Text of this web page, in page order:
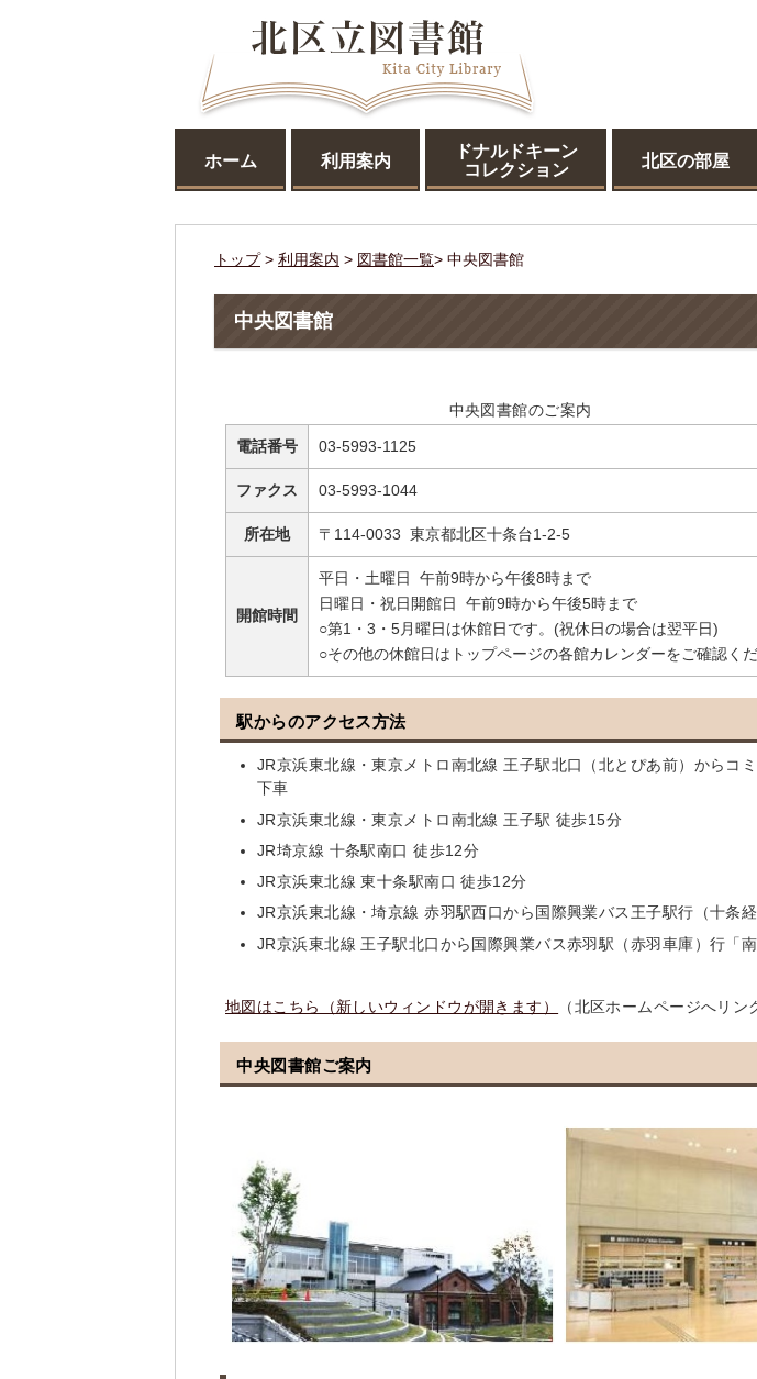
ホーム 利用案内
ドナルドキーン
コレクション
北区の部屋
トップ> 利用案内 > 図書館一覧> 中央図書館
中央図書館
中央図書館のご案内
電話番号 03-5993-1125
ファクス 03-5993-1044
所在地 〒114-0033 東京都北区十条台1-2-5
開館時間
平日・土曜日 午前9時から午後8時まで
日曜日・祝日開館日 午前9時から午後5時まで
○第1・3・5月曜日は休館日です。(祝休日の場合は翌平日)
○その他の休館日はトップページの各館カレンダーをご確認くだ
駅からのアクセス方法
JR京浜東北線・東京メトロ南北線 王子駅北口（北とぴあ前）からコ
下車
JR京浜東北線・東京メトロ南北線 王子駅 徒歩15分
JR埼京線 十条駅南口 徒歩12分
JR京浜東北線 東十条駅南口 徒歩12分
JR京浜東北線・埼京線 赤羽駅西口から国際興業バス王子駅行（十条
JR京浜東北線 王子駅北口から国際興業バス赤羽駅（赤羽車庫）行「
地図はこちら（新しいウィンドウが開きます） （北区ホームページへリン
中央図書館ご案内